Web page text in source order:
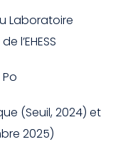
Laboratoire
l’EHESS
(Seuil, 2024) et
2025)